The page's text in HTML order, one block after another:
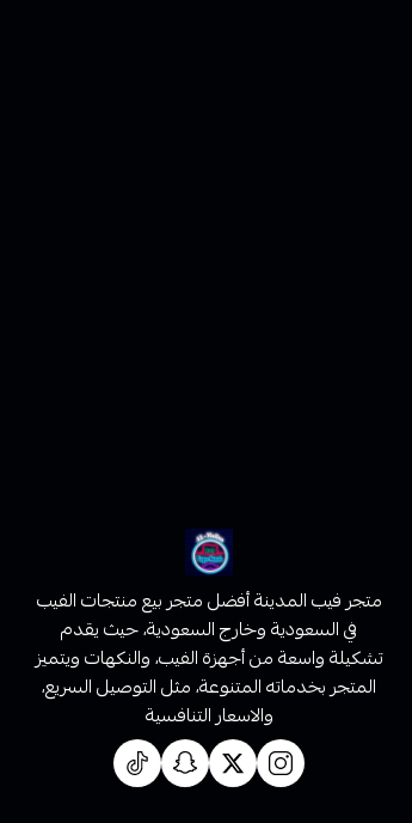
متجر فيب المدينة أفضل متجر بيع منتجات الفيب
في السعودية وخارج السعودية، حيث يقدم
تشكيلة واسعة من أجهزة الفيب، والنكهات ويتميز
المتجر بخدماته المتنوعة، مثل التوصيل السريع،
والاسعار التنافسية